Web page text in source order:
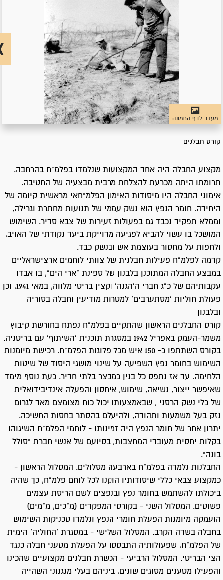
מעבר לדף התמונה
קורס חבלנים
מקצוע החבלה היה אחד המקצועות שנלמדו בפלמ"ח בהרחבה.
תרומתו היתה מכרעת להצלחת מרבית מבצעיה של החטיבה.
אימוני החבלה היו מיסודות האימון הפלמ"חאי מראשית קיומה של
היחידה. חומר הנפץ הוא נשק עממי של תנועות מחתרת וגרילה,
וממלא תפקיד נכבד גם בפעולות זעירות של צבא סדיר. השימוש
המושכל בו עשוי להביא לפגיעה מדוייקת ביעד נקודתי של האויב,
ולחפות על מחסור בעוצמת אש ובנשק כבד.
קדמה לפלמ"ח פעילות חבלנית של צוותי לוחמים ארצישראליים
במבצע החבלה המתוכנן בלבנון של ספינת "ארי הים", בו אבדו
עקבותיהם של כ"ג חברי ה'הגנה' וקצין בריטי מלווה, במאי 1941, וכן
פעולת חוליות 'מסתערבים' למטרות מודיעין וחבלה בסוריה
ובלבנון
קורס החבלנים הראשון שהתקיים בפלמ"ח נפתח בחורשת קיבוץ
משמר-העמק באפריל 1942 במסגרת תוכנית 'השיתוף' עם בריטניה.
בקורס השתתפו כ- 150 איש מכל פלוגות הפלמ"ח. רכישת מיומנות
השימוש בחומר נפץ השפיעה על שינוי מושגי היסוד של שיטות
הלחימה. עד אז נתפס כל בנין כמבצר בלתי חדיר. כעת נוסף מימד
שאיפשר ייצור, נשיאה, שימוש, איחסון והפעלה אינדיבידואלית
של כלי נשק הרסני , שבאמצעותו יכול כוח מצומצם מאד לגרום
נזק בעל משמעות ותהודה, ולהיעלם בהסתר בחסות החשיכה.
יתרון אחר של חומר הנפץ היה זמינותו - לוחמי הפלמ"ח השיגוהו
בקלות יחסית מעובדי המחצבות, בסיועם של אנשי חברת "סולל
בונה".
החבלנות נלמדה בפלמ"ח בארבעה מסלולים. המסלול הראשון -
כמקצוע צבאי כללי שיסודותיו הוקנו לכל לוחם פלמ"ח, כך שהיה
ביכולתו להשתמש בחומר נפץ ובנפצים לשם הריסת עצמים
פשוטים. המסלול השני - בקורסי המפקדים (מ"כים, מ"מים)
הועמקה מיומנות הפעלת חומרי הנפץ ונלמדו טכניקות השימוש
בחבלה בשדה הקרב. המסלול השלישי - במסגרת 'החוליה' הימית
של הפלמ"ח, שפעולותיה התבססו על הפעלת מטעני חבלה כנגד
הצי הבריטי. המסלול הרביעי - הכשרת חבלנים מקצועיים שהכינו
והפעילו מטענים מסוגים שונים, ביניהם בעלי מנגנוני השהייה